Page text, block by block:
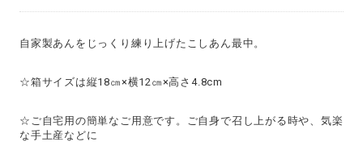
自家製あんをじっくり練り上げたこしあん最中。
☆箱サイズは縦18㎝×横12㎝×高さ4.8cm
☆ご自宅用の簡単なご用意です。ご自身で召し上がる時や、気楽
な手土産などに